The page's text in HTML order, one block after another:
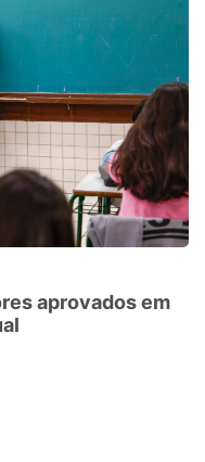
aprovados em